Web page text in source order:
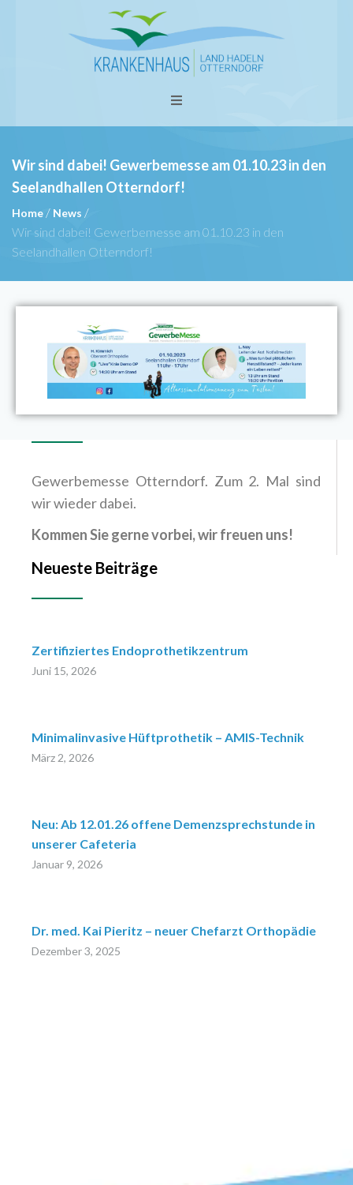
Wir sind dabei! Gewerbemesse am 01.10.23 in den
Seelandhallen Otterndorf!
Home / News /
Wir sind dabei! Gewerbemesse am 01.10.23 in den
Seelandhallen Otterndorf!
Gewerbemesse Otterndorf. Zum 2. Mal sind
wir wieder dabei.
Kommen Sie gerne vorbei, wir freuen uns!
Neueste Beiträge
Zertifiziertes Endoprothetikzentrum
Juni 15, 2026
Minimalinvasive Hüftprothetik – AMIS-Technik
März 2, 2026
Neu: Ab 12.01.26 offene Demenzsprechstunde in
unserer Cafeteria
Januar 9, 2026
Dr. med. Kai Pieritz – neuer Chefarzt Orthopädie
Dezember 3, 2025